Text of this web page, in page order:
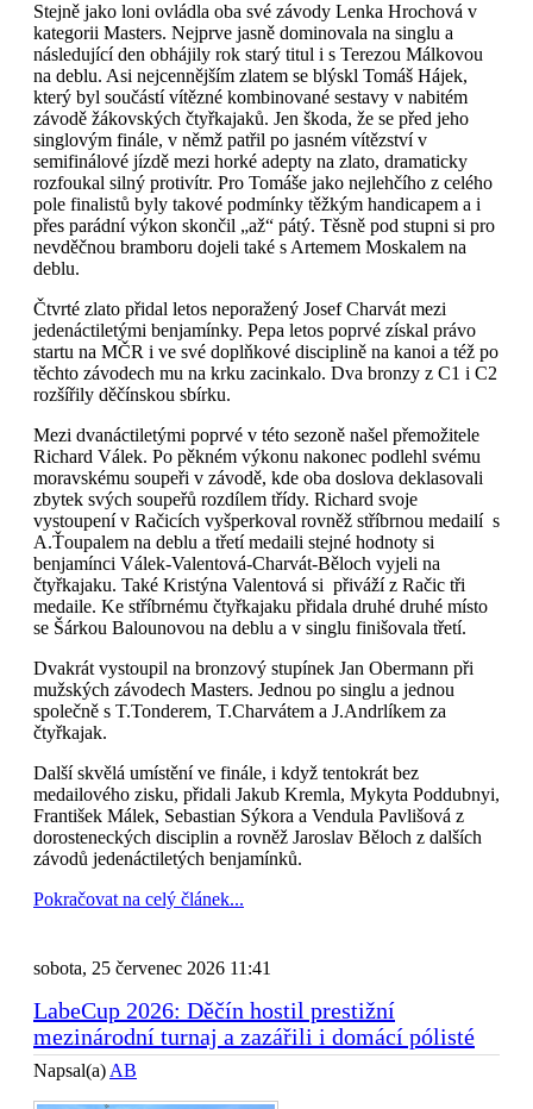
Stejně jako loni ovládla oba své závody Lenka Hrochová v
kategorii Masters. Nejprve jasně dominovala na singlu a
následující den obhájily rok starý titul i s Terezou Málkovou
na deblu. Asi nejcennějším zlatem se blýskl Tomáš Hájek,
který byl součástí vítězné kombinované sestavy v nabitém
závodě žákovských čtyřkajaků. Jen škoda, že se před jeho
singlovým finále, v němž patřil po jasném vítězství v
semifinálové jízdě mezi horké adepty na zlato, dramaticky
rozfoukal silný protivítr. Pro Tomáše jako nejlehčího z celého
pole finalistů byly takové podmínky těžkým handicapem a i
přes parádní výkon skončil „až“ pátý. Těsně pod stupni si pro
nevděčnou bramboru dojeli také s Artemem Moskalem na
deblu.
Čtvrté zlato přidal letos neporažený Josef Charvát mezi
jedenáctiletými benjamínky. Pepa letos poprvé získal právo
startu na MČR i ve své doplňkové disciplině na kanoi a též po
těchto závodech mu na krku zacinkalo. Dva bronzy z C1 i C2
rozšířily děčínskou sbírku.
Mezi dvanáctiletými poprvé v této sezoně našel přemožitele
Richard Válek. Po pěkném výkonu nakonec podlehl svému
moravskému soupeři v závodě, kde oba doslova deklasovali
zbytek svých soupeřů rozdílem třídy. Richard svoje
vystoupení v Račicích vyšperkoval rovněž stříbrnou medailí s
A.Ťoupalem na deblu a třetí medaili stejné hodnoty si
benjamínci Válek-Valentová-Charvát-Běloch vyjeli na
čtyřkajaku. Také Kristýna Valentová si přiváží z Račic tři
medaile. Ke stříbrnému čtyřkajaku přidala druhé druhé místo
se Šárkou Balounovou na deblu a v singlu finišovala třetí.
Dvakrát vystoupil na bronzový stupínek Jan Obermann při
mužských závodech Masters. Jednou po singlu a jednou
společně s T.Tonderem, T.Charvátem a J.Andrlíkem za
čtyřkajak.
Další skvělá umístění ve finále, i když tentokrát bez
medailového zisku, přidali Jakub Kremla, Mykyta Poddubnyi,
František Málek, Sebastian Sýkora a Vendula Pavlišová z
dorosteneckých disciplin a rovněž Jaroslav Běloch z dalších
závodů jedenáctiletých benjamínků.
Pokračovat na celý článek...
sobota, 25 červenec 2026 11:41
LabeCup 2026: Děčín hostil prestižní
mezinárodní turnaj a zazářili i domácí pólisté
Napsal(a) AB